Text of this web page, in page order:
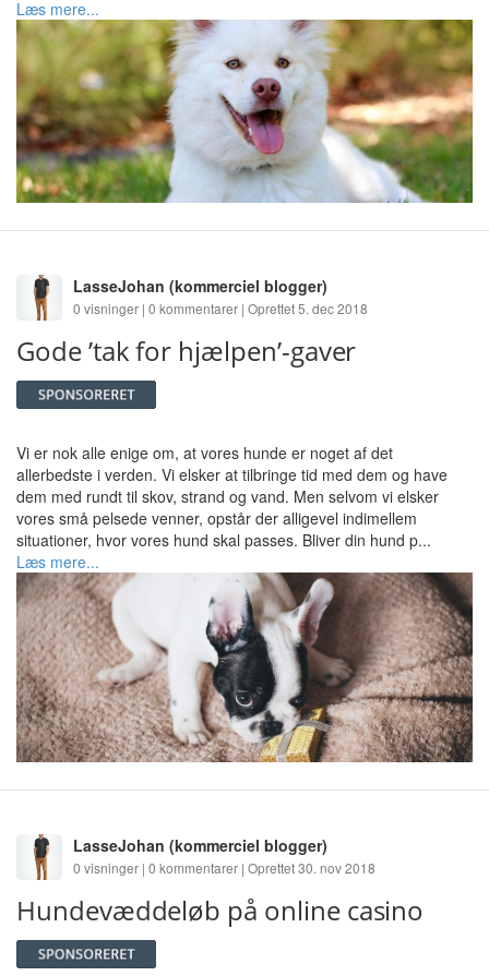
Læs mere...
LasseJohan (kommerciel blogger)
0 visninger | 0 kommentarer | Oprettet 5. dec 2018
Gode ’tak for hjælpen’-gaver
Vi er nok alle enige om, at vores hunde er noget af det
allerbedste i verden. Vi elsker at tilbringe tid med dem og have
dem med rundt til skov, strand og vand. Men selvom vi elsker
vores små pelsede venner, opstår der alligevel indimellem
situationer, hvor vores hund skal passes. Bliver din hund p...
Læs mere...
LasseJohan (kommerciel blogger)
0 visninger | 0 kommentarer | Oprettet 30. nov 2018
Hundevæddeløb på online casino